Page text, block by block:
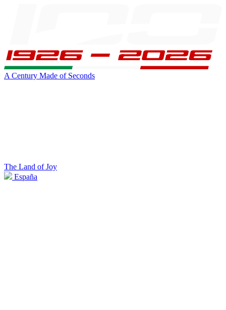
A Century Made of Seconds
The Land of Joy
España